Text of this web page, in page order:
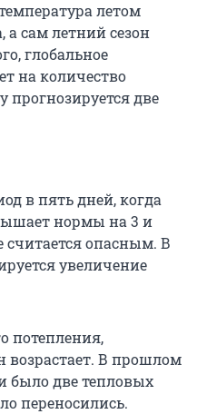
летом
а сам летний сезон
глобальное
на количество
прогнозируется две
в пять дней, когда
нормы на 3 и
считается опасным. В
увеличение
потепления,
возрастает. В прошлом
было две тепловых
переносились.